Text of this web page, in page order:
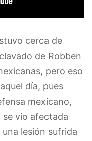
cerca de
de Robben
pero eso
día, pues
mexicano,
se vio afectada
lesión sufrida